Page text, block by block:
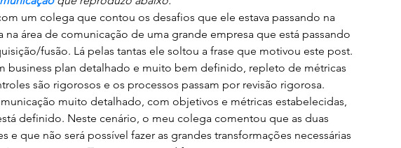
um colega que contou os desafios que ele estava passando na
na área de comunicação de uma grande empresa que está passando
fusão. Lá pelas tantas ele soltou a frase que motivou este post.
business plan detalhado e muito bem definido, repleto de métricas
são rigorosos e os processos passam por revisão rigorosa.
muito detalhado, com objetivos e métricas estabelecidas,
definido. Neste cenário, o meu colega comentou que as duas
e que não será possível fazer as grandes transformações necessárias